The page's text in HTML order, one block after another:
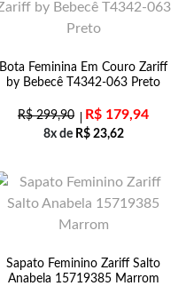
Bota Feminina Em Couro Zariff
by Bebecê T4342-063 Preto
R$299,90 R$ 179,94
8x de R$23,62
Sapato Feminino Zariff Salto
Anabela 15719385 Marrom